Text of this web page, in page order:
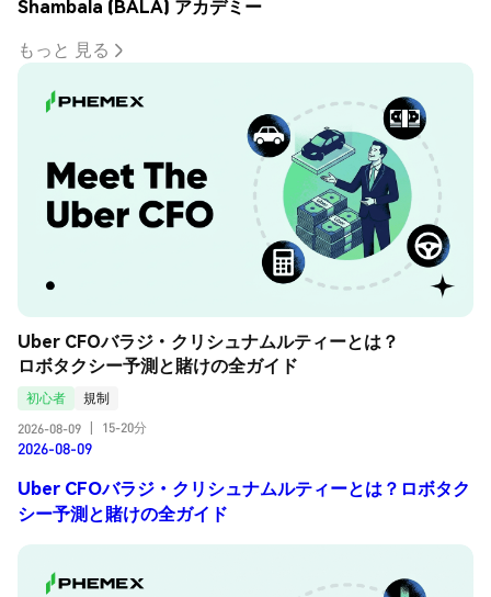
Shambala (BALA) アカデミー
もっと 見る
Uber CFOバラジ・クリシュナムルティーとは？
ロボタクシー予測と賭けの全ガイド
初心者
規制
2026-08-09
15-20分
2026-08-09
Uber CFOバラジ・クリシュナムルティーとは？ロボタク
シー予測と賭けの全ガイド